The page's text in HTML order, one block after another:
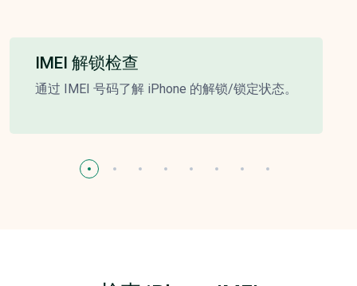
IMEI 解锁检查
通过 IMEI 号码了解 iPhone 的解锁/锁定状态。